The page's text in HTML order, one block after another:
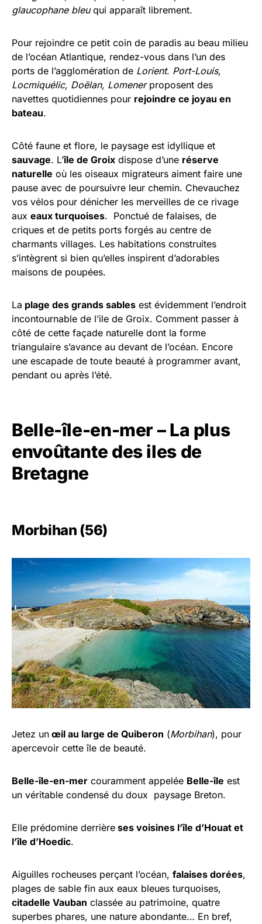
glaucophane bleuqui apparaît librement.
Pour rejoindre ce petit coin de paradis au beau milieu
de l’océan Atlantique, rendez-vous dans l’un des
ports de l’agglomération de Lorient. Port-Louis,
Locmiquélic, Doëlan, Lomener proposent des
navettes quotidiennes pour rejoindre ce joyau en
bateau.
Côté faune et flore, le paysage est idyllique et
sauvage. L’île de Groix dispose d’une réserve
naturelle où les oiseaux migrateurs aiment faire une
pause avec de poursuivre leur chemin. Chevauchez
vos vélos pour dénicher les merveilles de ce rivage
aux eaux turquoises. Ponctué de falaises, de
criques et de petits ports forgés au centre de
charmants villages. Les habitations construites
s’intègrent si bien qu’elles inspirent d’adorables
maisons de poupées.
La plage des grands sables est évidemment l’endroit
incontournable de l’ile de Groix. Comment passer à
côté de cette façade naturelle dont la forme
triangulaire s’avance au devant de l’océan. Encore
une escapade de toute beauté à programmer avant,
pendant ou après l’été.
Belle-île-en-mer – La plus
envoûtante des iles de
Bretagne
Morbihan (56)
Jetez un œil au large de Quiberon (Morbihan), pour
apercevoir cette île de beauté.
Belle-île-en-mer couramment appelée Belle-île est
un véritable condensé du doux paysage Breton.
Elle prédomine derrière ses voisines l’île d’Houat et
l’île d’Hoedic.
Aiguilles rocheuses perçant l’océan, falaises dorées,
plages de sable fin aux eaux bleues turquoises,
citadelle Vauban classée au patrimoine, quatre
superbes phares, une nature abondante… En bref,